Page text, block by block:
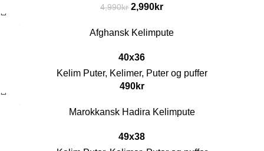
4,990kr 2,990kr
Afghansk Kelimpute
40x36
Kelim Puter, Kelimer, Puter og puffer
490kr
Marokkansk Hadira Kelimpute
49x38